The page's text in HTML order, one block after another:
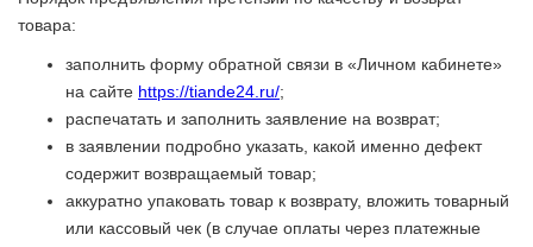
товара:
заполнить форму обратной связи в «Личном кабинете»
на сайте https://tiande24.ru/;
распечатать и заполнить заявление на возврат;
в заявлении подробно указать, какой именно дефект
содержит возвращаемый товар;
аккуратно упаковать товар к возврату, вложить товарный
или кассовый чек (в случае оплаты через платежные